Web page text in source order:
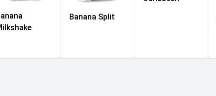
Banana Split